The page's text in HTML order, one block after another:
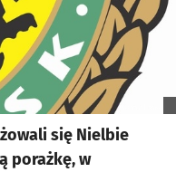
się Nielbie
porażkę, w